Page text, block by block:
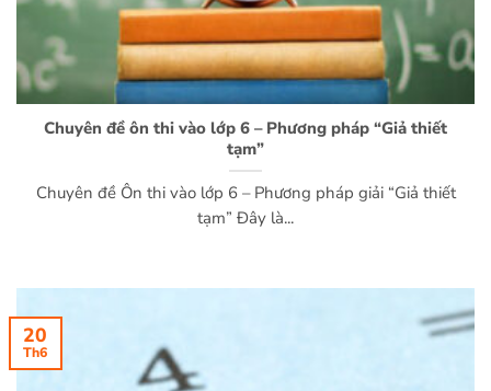
Chuyên đề ôn thi vào lớp 6 – Phương pháp “Giả thiết
tạm”
Chuyên đề Ôn thi vào lớp 6 – Phương pháp giải “Giả thiết
tạm” Đây là...
20
Th6